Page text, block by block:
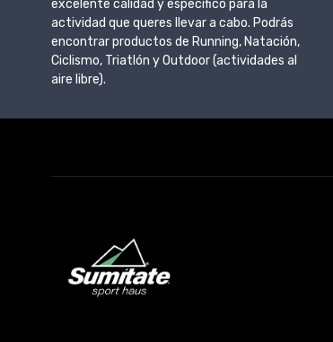
excelente calidad y específico para la
actividad que queres llevar a cabo. Podrás
encontrar productos de Running, Natación,
Ciclismo, Triatlón y Outdoor (actividades al
aire libre).